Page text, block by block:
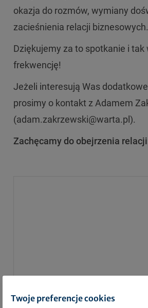
okazja do rozmów, wymiany
zacieśnienia relacji biznesowych.
Dziękujemy za to spotkanie i tak
frekwencję!
Jeżeli interesują Was
prosimy o kontakt z Adamem
(adam.zakrzewski@warta.pl).
Zachęcamy do obejrzenia
Twoje preferencje cookies